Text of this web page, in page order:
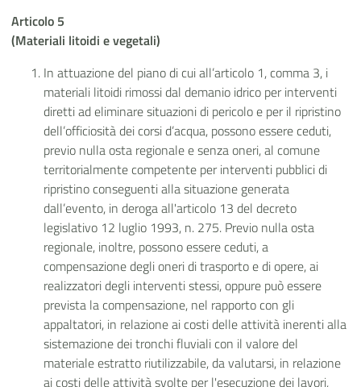
Articolo 5
(Materiali litoidi e vegetali)
In attuazione del piano di cui all’articolo 1, comma 3, i
materiali litoidi rimossi dal demanio idrico per interventi
diretti ad eliminare situazioni di pericolo e per il ripristino
dell’officiosità dei corsi d’acqua, possono essere ceduti,
previo nulla osta regionale e senza oneri, al comune
territorialmente competente per interventi pubblici di
ripristino conseguenti alla situazione generata
dall’evento, in deroga all'articolo 13 del decreto
legislativo 12 luglio 1993, n. 275. Previo nulla osta
regionale, inoltre, possono essere ceduti, a
compensazione degli oneri di trasporto e di opere, ai
realizzatori degli interventi stessi, oppure può essere
prevista la compensazione, nel rapporto con gli
appaltatori, in relazione ai costi delle attività inerenti alla
sistemazione dei tronchi fluviali con il valore del
materiale estratto riutilizzabile, da valutarsi, in relazione
ai costi delle attività svolte per l'esecuzione dei lavori,